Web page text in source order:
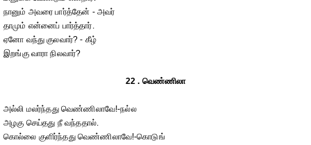
நானும் அவரை பார்த்தேன் - அவர்
தாமும் என்னைப் பார்த்தார்.
ஏனோ வந்து குலவார்? - கீழ்
இறங்கு வாரா நிலவார்?
22 . வெண்ணிலா
அல்லி மலர்ந்தது வெண்ணிலாவே!-நல்ல
அழகு செய்தது நீ வந்ததால்.
கொல்லை குளிர்ந்தது வெண்ணிலாவே!-கொடுங்